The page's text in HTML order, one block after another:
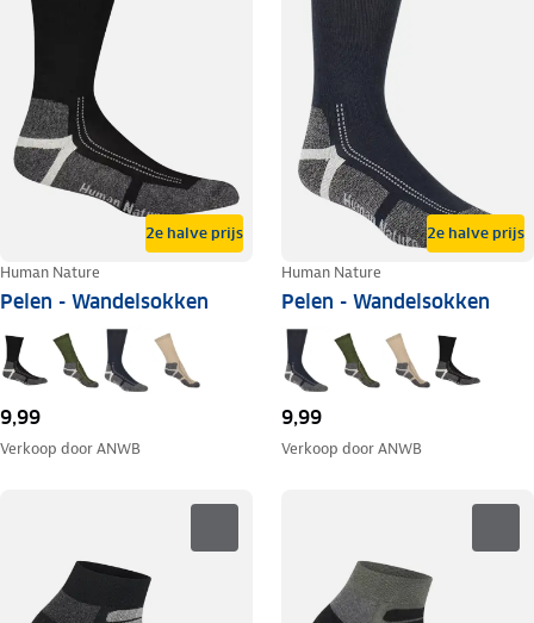
2e halve prijs
Human Nature
Pelen - Wandelsokken
9,99
Verkoop doorANWB
2e halve prijs
Human Nature
Pelen - Wandelsokken
9,99
Verkoop doorANWB